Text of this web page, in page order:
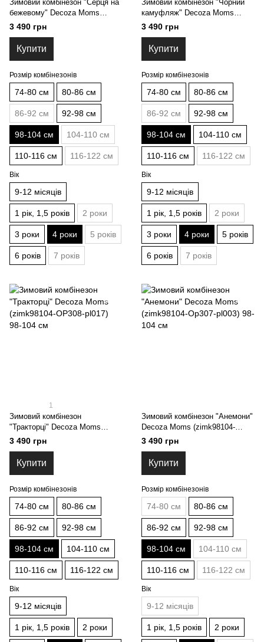
Зимовий комбінезон "Серця на
бежевому" Decoza Moms
(zimk98104-OP304-pl016) 98-
3 490 грн
Купити
Розмір комбінезонів
74-80 см 80-86 см
86-92 см 92-98 см
98-104 см 104-110 см
110-116 см 116-122 см
Вік
9-12 місяців
1 рік, 1,5 років 2 роки
3 роки 4 роки 5 років
6 років 7 років
Зимовий комбінезон "Чорний
камуфляж" Decoza Moms
(zimk98104-OP306-pl016) 98-
3 490 грн
Купити
Розмір комбінезонів
74-80 см 80-86 см
86-92 см 92-98 см
98-104 см 104-110 см
110-116 см 116-122 см
Вік
9-12 місяців
1 рік, 1,5 років 2 роки
3 роки 4 роки 5 років
6 років 7 років
1
Зимовий комбінезон
"Тракторці" Decoza Moms
(zimk98104-OP308-pl017) 98-
3 490 грн
Купити
Розмір комбінезонів
74-80 см 80-86 см
86-92 см 92-98 см
98-104 см 104-110 см
110-116 см 116-122 см
Вік
9-12 місяців
1 рік, 1,5 років 2 роки
Зимовий комбінезон "Анемони"
Decoza Moms (zimk98104-
Op307-pl003) 98-104 см
3 490 грн
Купити
Розмір комбінезонів
74-80 см 80-86 см
86-92 см 92-98 см
98-104 см 104-110 см
110-116 см 116-122 см
Вік
9-12 місяців
1 рік, 1,5 років 2 роки